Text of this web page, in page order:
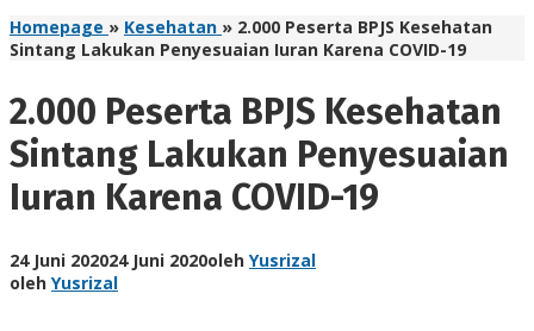
Homepage » Kesehatan » 2.000 Peserta BPJS Kesehatan
Sintang Lakukan Penyesuaian Iuran Karena COVID-19
2.000 Peserta BPJS Kesehatan
Sintang Lakukan Penyesuaian
Iuran Karena COVID-19
24 Juni 202024 Juni 2020oleh Yusrizal
oleh Yusrizal